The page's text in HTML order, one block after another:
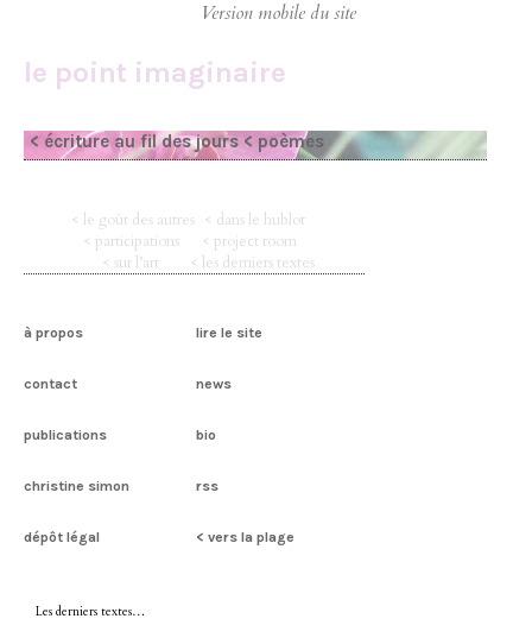
le point imaginaire
< écriture au fil des jours < poèmes
< le goût des autres < dans le hublot
< participations
< project room
< sur l’art
< les derniers textes
à propos lire le site
contact news
publications bio
christine simon rss
dépôt légal < vers la plage
Les derniers textes…